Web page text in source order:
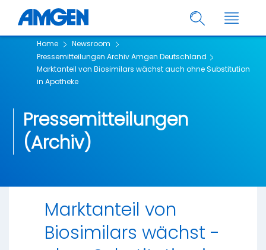
Home
Newsroom
Pressemitteilungen Archiv Amgen Deutschland
Marktanteil von Biosimilars wächst auch ohne Substitution
in Apotheke
Pressemitteilungen
(Archiv)
Marktanteil von
Biosimilars wächst -